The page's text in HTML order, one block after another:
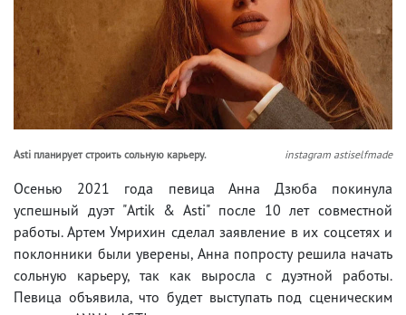
Asti планирует строить сольную карьеру. instagram astiselfmade
Осенью 2021 года певица Анна Дзюба покинула
успешный дуэт "Artik & Asti" после 10 лет совместной
работы. Артем Умрихин сделал заявление в их соцсетях и
поклонники были уверены, Анна попросту решила начать
сольную карьеру, так как выросла с дуэтной работы.
Певица объявила, что будет выступать под сценическим